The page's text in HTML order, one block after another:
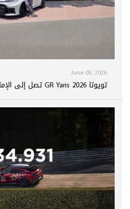
June 05, 2026
تويوتا GR Yaris 2026 تصل إلى الإمارات: سيارة راليات حقيقية ...